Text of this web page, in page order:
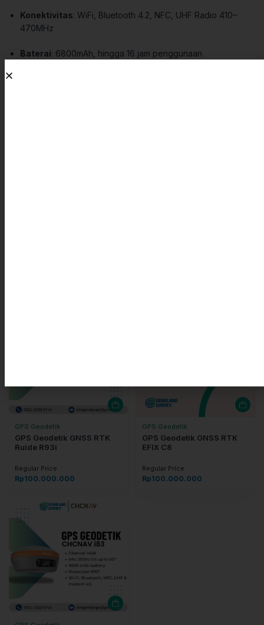
Konektivitas: WiFi, Bluetooth 4.2, NFC, UHF Radio 410–
470MHz
Baterai: 6800mAh, hingga 16 jam penggunaan
GPS Geodetik
GPS Geodetik GNSS RTK
Ruide R93i
Regular Price
Rp100.000.000
GPS Geodetik
GPS Geodetik GNSS RTK
EFIX C8
Regular Price
Rp100.000.000